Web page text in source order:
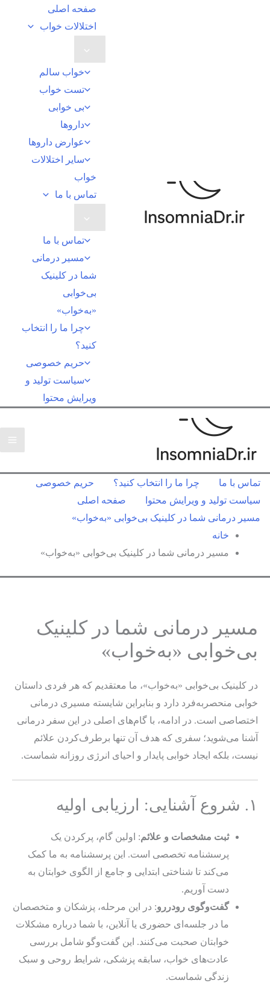
صفحه اصلی
اختلالات خواب
خواب سالم
تست خواب
بی خوابی
داروها
عوارض داروها
سایر اختلالات
خواب
تماس با ما
تماس با ما
مسیر درمانی
شما در کلینیک
بی‌خوابی
«به‌خواب»
چرا ما را انتخاب
کنید؟
حریم خصوصی
سیاست تولید و
ویرایش محتوا
تماس با ما چرا ما را انتخاب کنید؟
حریم خصوصی
سیاست تولید و ویرایش محتوا
صفحه اصلی
مسیر درمانی شما در کلینیک بی‌خوابی «به‌خواب»
خانه
مسیر درمانی شما در کلینیک بی‌خوابی «به‌خواب»
مسیر درمانی شما در کلینیک
بی‌خوابی «به‌خواب»
در کلینیک بی‌خوابی «به‌خواب»، ما معتقدیم که هر فردی داستان
خوابی منحصربه‌فرد دارد و بنابراین شایسته مسیری درمانی
اختصاصی است. در ادامه، با گام‌های اصلی در این سفر درمانی
آشنا می‌شوید؛ سفری که هدف آن تنها برطرف‌کردن علائم
نیست، بلکه ایجاد خوابی پایدار و احیای انرژی روزانه شماست.
۱. شروع آشنایی: ارزیابی اولیه
ثبت مشخصات و علائم: اولین گام، پرکردن یک
پرسشنامه تخصصی است. این پرسشنامه به ما کمک
می‌کند تا شناختی ابتدایی و جامع از الگوی خوابتان به
دست آوریم.
گفت‌وگوی رودررو: در این مرحله، پزشکان و متخصصان
ما در جلسه‌ای حضوری یا آنلاین، با شما درباره مشکلات
خوابتان صحبت می‌کنند. این گفت‌وگو شامل بررسی
عادت‌های خواب، سابقه پزشکی، شرایط روحی و سبک
زندگی شماست.